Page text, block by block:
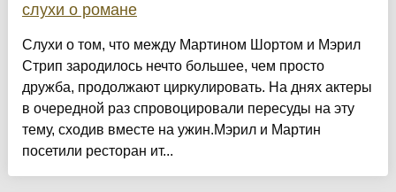
слухи о романе
Слухи о том, что между Мартином Шортом и Мэрил
Стрип зародилось нечто большее, чем просто
дружба, продолжают циркулировать. На днях актеры
в очередной раз спровоцировали пересуды на эту
тему, сходив вместе на ужин.Мэрил и Мартин
посетили ресторан ит...